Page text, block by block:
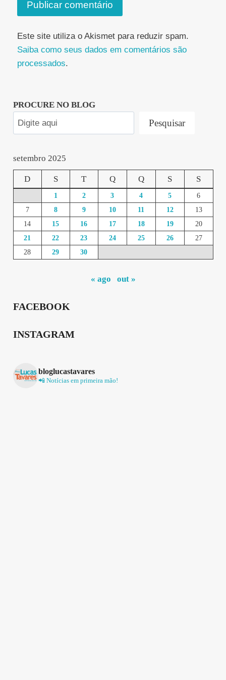
Este site utiliza o Akismet para reduzir spam.
Saiba como seus dados em comentários são
processados.
PROCURE NO BLOG
Pesquisar
setembro 2025
D S T Q Q S S
1 2 3 4 5
6
7
8 9 10 11 12
13
14
15 16 17 18 19
20
21
22 23 24 25 26
27
28
29 30
« ago out »
FACEBOOK
INSTAGRAM
bloglucastavares
📲 Notícias em primeira mão!